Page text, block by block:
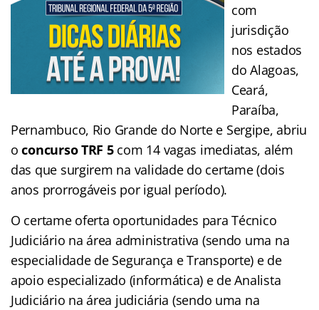
com
jurisdição
nos estados
do Alagoas,
Ceará,
Paraíba,
Pernambuco, Rio Grande do Norte e Sergipe, abriu
oconcurso TRF 5com 14 vagas imediatas, além
das que surgirem na validade do certame (dois
anos prorrogáveis por igual período).
O certame oferta oportunidades para Técnico
Judiciário na área administrativa (sendo uma na
especialidade de Segurança e Transporte) e de
apoio especializado (informática) e de Analista
Judiciário na área judiciária (sendo uma na